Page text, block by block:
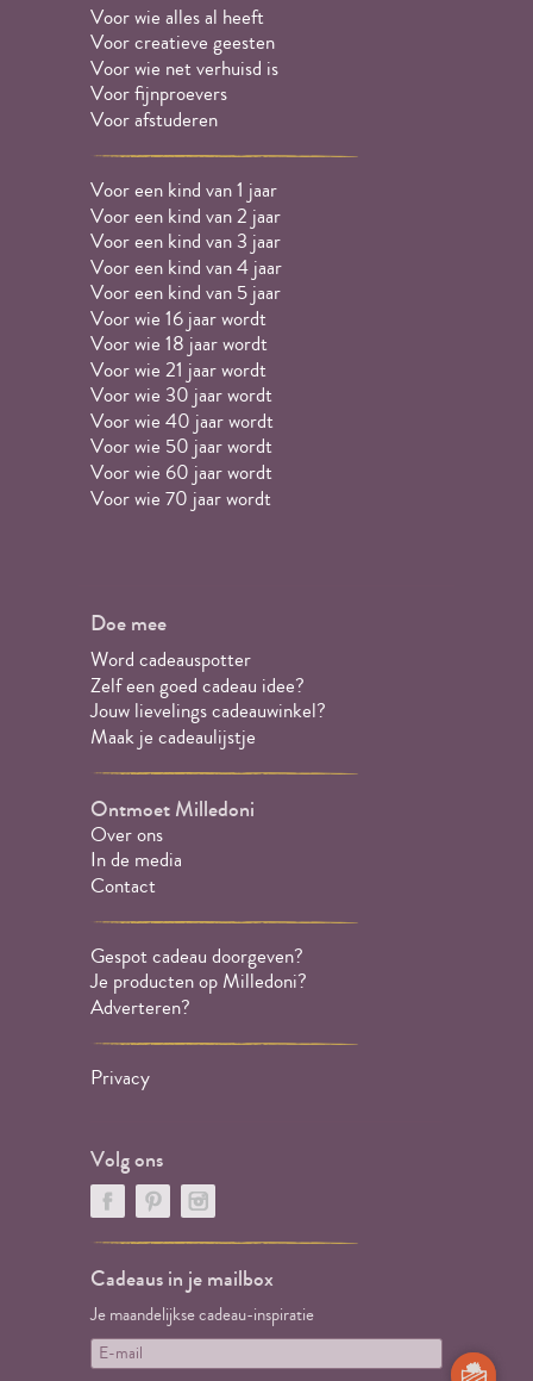
Voor wie alles al heeft
Voor creatieve geesten
Voor wie net verhuisd is
Voor fijnproevers
Voor afstuderen
Voor een kind van 1 jaar
Voor een kind van 2 jaar
Voor een kind van 3 jaar
Voor een kind van 4 jaar
Voor een kind van 5 jaar
Voor wie 16 jaar wordt
Voor wie 18 jaar wordt
Voor wie 21 jaar wordt
Voor wie 30 jaar wordt
Voor wie 40 jaar wordt
Voor wie 50 jaar wordt
Voor wie 60 jaar wordt
Voor wie 70 jaar wordt
Doe mee
Word cadeauspotter
Zelf een goed cadeau idee?
Jouw lievelings cadeauwinkel?
Maak je cadeaulijstje
Ontmoet Milledoni
Over ons
In de media
Contact
Gespot cadeau doorgeven?
Je producten op Milledoni?
Adverteren?
Privacy
Volg ons
Cadeaus in je mailbox
Je maandelijkse cadeau-inspiratie